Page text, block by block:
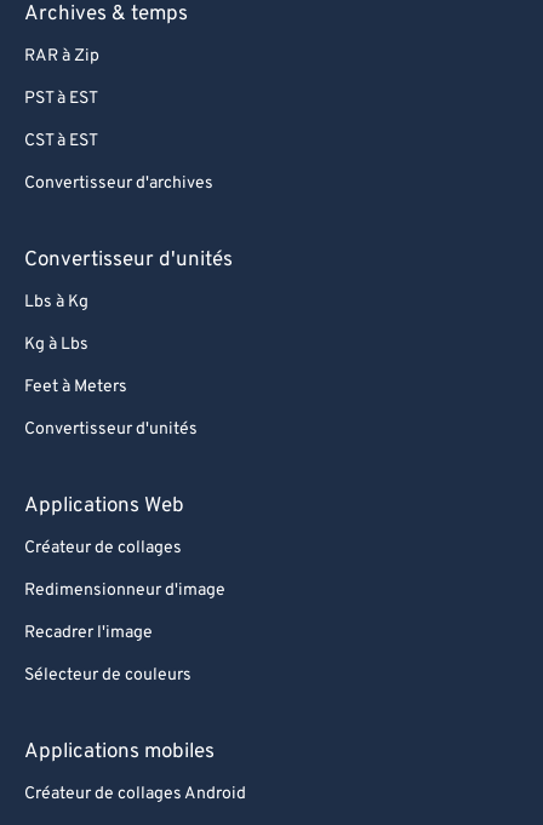
Archives & temps
RAR à Zip
PST à EST
CST à EST
Convertisseur d'archives
Convertisseur d'unités
Lbs à Kg
Kg à Lbs
Feet à Meters
Convertisseur d'unités
Applications Web
Créateur de collages
Redimensionneur d'image
Recadrer l'image
Sélecteur de couleurs
Applications mobiles
Créateur de collages Android